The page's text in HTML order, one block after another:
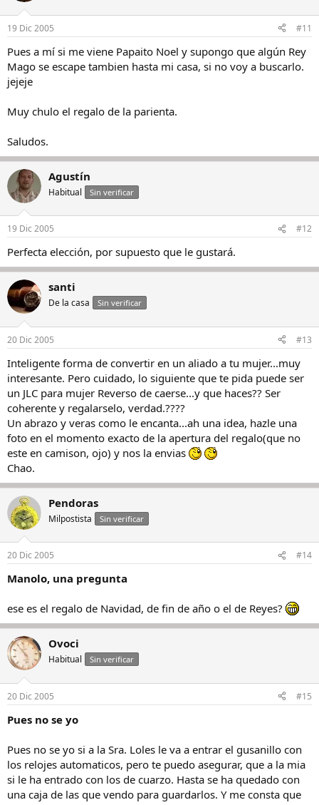
19 Dic 2005 #11
Pues a mí si me viene Papaito Noel y supongo que algún Rey
Mago se escape tambien hasta mi casa, si no voy a buscarlo.
jejeje
Muy chulo el regalo de la parienta.
Saludos.
Agustín
Habitual Sin verificar
19 Dic 2005 #12
Perfecta elección, por supuesto que le gustará.
santi
De la casa Sin verificar
20 Dic 2005 #13
Inteligente forma de convertir en un aliado a tu mujer...muy
interesante. Pero cuidado, lo siguiente que te pida puede ser
un JLC para mujer Reverso de caerse...y que haces?? Ser
coherente y regalarselo, verdad.????
Un abrazo y veras como le encanta...ah una idea, hazle una
foto en el momento exacto de la apertura del regalo(que no
este en camison, ojo) y nos la envias
Chao.
Pendoras
Milpostista Sin verificar
20 Dic 2005 #14
Manolo, una pregunta
ese es el regalo de Navidad, de fin de año o el de Reyes?
Ovoci
Habitual Sin verificar
20 Dic 2005 #15
Pues no se yo
Pues no se yo si a la Sra. Loles le va a entrar el gusanillo con
los relojes automaticos, pero te puedo asegurar, que a la mia
si le ha entrado con los de cuarzo. Hasta se ha quedado con
una caja de las que vendo para guardarlos. Y me consta que